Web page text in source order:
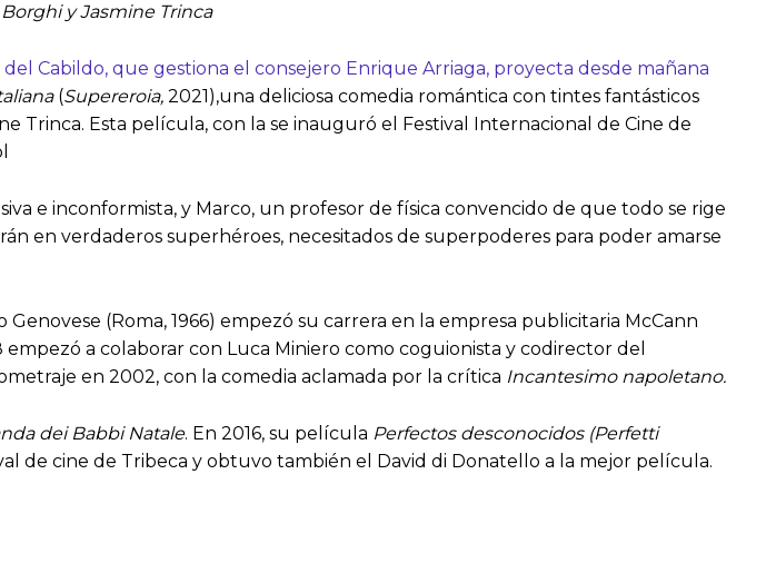
y Jasmine Trinca
Cabildo, que gestiona el consejero Enrique Arriaga, proyecta desde mañana
(Supereroia, 2021),una deliciosa comedia romántica con tintes fantásticos
Trinca. Esta película, con la se inauguró el Festival Internacional de Cine de
e inconformista, y Marco, un profesor de física convencido de que todo se rige
en verdaderos superhéroes, necesitados de superpoderes para poder amarse
(Roma, 1966) empezó su carrera en la empresa publicitaria McCann
a colaborar con Luca Miniero como coguionista y codirector del
en 2002, con la comedia aclamada por la crítica Incantesimo napoletano.
dei Babbi Natale. En 2016, su película Perfectos desconocidos (Perfetti
de cine de Tribeca y obtuvo también el David di Donatello a la mejor película.